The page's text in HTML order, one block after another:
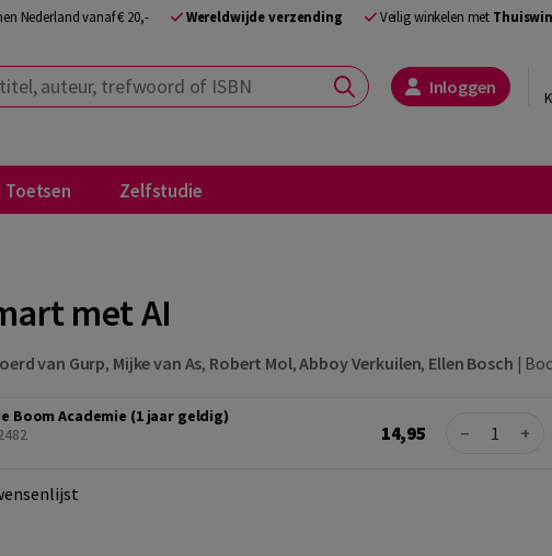
Nederland vanaf € 20,- Wereldwijde verzending Veilig winkelen met
auteur, trefwoord of ISBN Inloggen
Toetsen Zelfstudie
met AI
van Gurp, Mijke van As, Robert Mol,Abboy Verkuilen, Ellen Bosch |
Boom Academie (1 jaar geldig)
14,95 Quantity
− +